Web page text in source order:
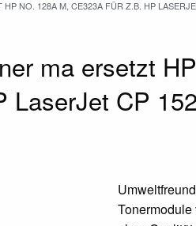
NO. 128A M, CE323A FÜR Z.B. HP
ma ersetzt
LaserJet CP